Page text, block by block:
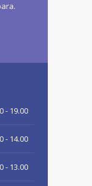
- 19.00
- 14.00
- 13.00